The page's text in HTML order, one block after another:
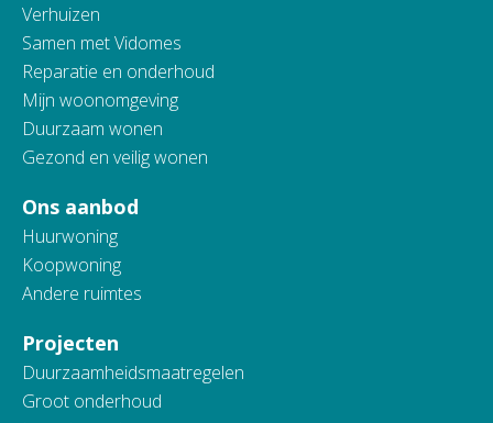
Verhuizen
Samen met Vidomes
Reparatie en onderhoud
Mijn woonomgeving
Duurzaam wonen
Gezond en veilig wonen
Ons aanbod
Huurwoning
Koopwoning
Andere ruimtes
Projecten
Duurzaamheidsmaatregelen
Groot onderhoud